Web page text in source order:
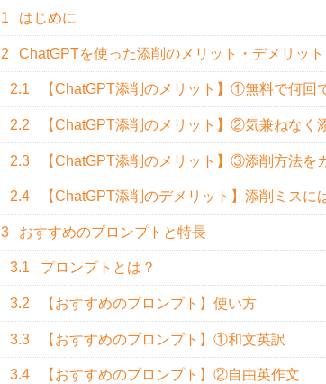
1 はじめに
2 ChatGPTを使った添削のメリット・デメリット
2.1 【ChatGPT添削のメリット】①無料で何回
2.2 【ChatGPT添削のメリット】②気兼ねなく
2.3 【ChatGPT添削のメリット】③添削方法を
2.4 【ChatGPT添削のデメリット】添削ミスに
3 おすすめのプロンプトと特長
3.1 プロンプトとは？
3.2 【おすすめのプロンプト】使い方
3.3 【おすすめのプロンプト】①和文英訳
3.4 【おすすめのプロンプト】②自由英作文